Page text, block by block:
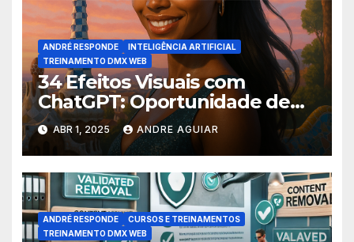
ANDRÉ RESPONDE
INTELIGÊNCIA ARTIFICIAL
TREINAMENTO DMX WEB
34 Efeitos Visuais com
ChatGPT: Oportunidade de
Transformar Seu Conteúdo
ABR 1, 2025 ANDRE AGUIAR
ANDRÉ RESPONDE
CURSOS E TREINAMENTOS
TREINAMENTO DMX WEB